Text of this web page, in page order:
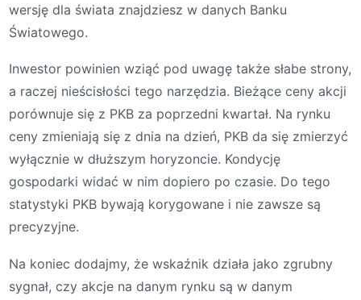
wersję dla świata znajdziesz w danych Banku
Światowego.
Inwestor powinien wziąć pod uwagę także słabe strony,
a raczej nieścisłości tego narzędzia. Bieżące ceny akcji
porównuje się z PKB za poprzedni kwartał. Na rynku
ceny zmieniają się z dnia na dzień, PKB da się zmierzyć
wyłącznie w dłuższym horyzoncie. Kondycję
gospodarki widać w nim dopiero po czasie. Do tego
statystyki PKB bywają korygowane i nie zawsze są
precyzyjne.
Na koniec dodajmy, że wskaźnik działa jako zgrubny
sygnał, czy akcje na danym rynku są w danym